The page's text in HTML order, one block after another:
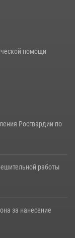
Всероссийского
помощи
Росгвардии по
работы
за нанесение